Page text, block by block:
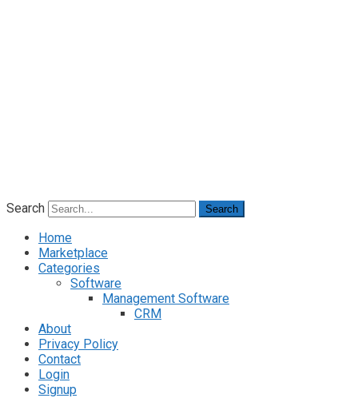
Search Search
Home
Marketplace
Categories
Software
Management Software
CRM
About
Privacy Policy
Contact
Login
Signup